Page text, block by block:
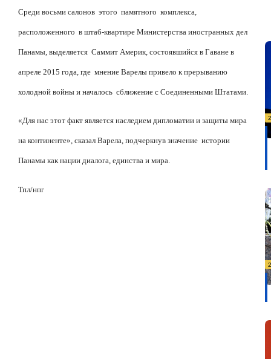
Среди восьми салонов этого памятного комплекса,
расположенного в штаб-квартире Министерства иностранных дел
Панамы, выделяется Саммит Америк, состоявшийся в Гаване в
апреле 2015 года, где мнение Варелы привело к прерыванию
холодной войны и началось сближение с Соединенными Штатами.
«Для нас этот факт является наследием дипломатии и защиты мира
на континенте», сказал Варела, подчеркнув значение истории
Панамы как нации диалога, единства и мира.
Тпл/нпг